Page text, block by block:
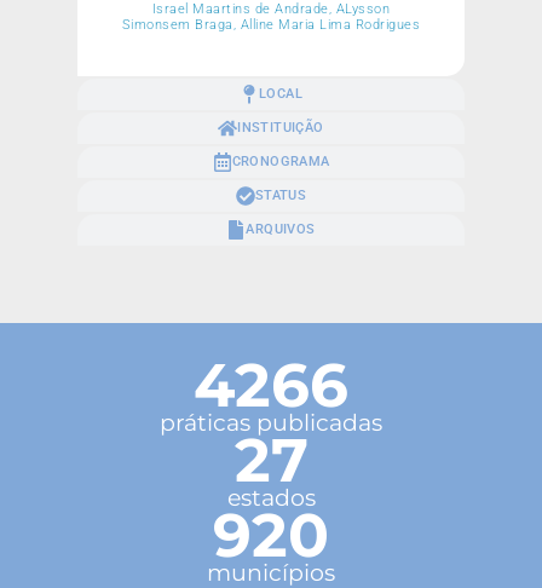
LOCAL
INSTITUIÇÃO
CRONOGRAMA
STATUS
ARQUIVOS
Israel Maartins de Andrade, ALysson
Simonsem Braga, Alline Maria Lima Rodrigues
4266
práticas publicadas
27
estados
920
municípios